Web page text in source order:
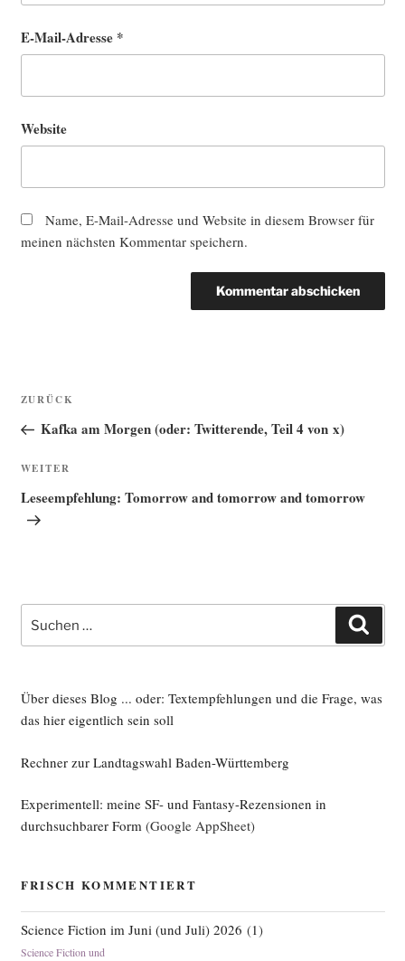
E-Mail-Adresse *
Website
Name, E-Mail-Adresse und Website in diesem Browser für
meinen nächsten Kommentar speichern.
Beitragsnavigation
Vorheriger
Beitrag
ZURÜCK
Kafka am Morgen (oder: Twitterende, Teil 4 von x)
Nächster
Beitrag
WEITER
Leseempfehlung: Tomorrow and tomorrow and tomorrow
nach:
Über dieses Blog ... oder: Textempfehlungen und die Frage, was
das hier eigentlich sein soll
Rechner zur Landtagswahl Baden-Württemberg
Experimentell: meine SF- und Fantasy-Rezensionen in
durchsuchbarer Form(Google AppSheet)
FRISCH KOMMENTIERT
Science Fiction im Juni (und Juli) 2026 (1)
Science Fiction und